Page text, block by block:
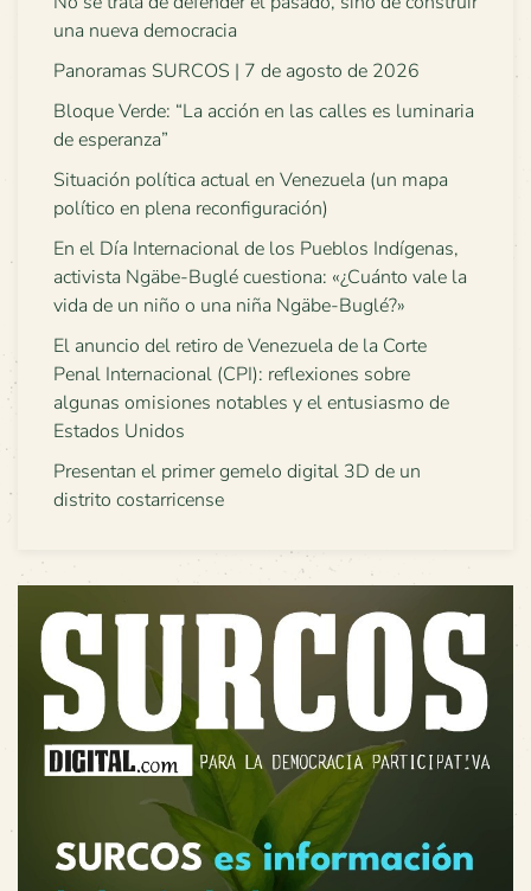
una nueva democracia
Panoramas SURCOS | 7 de agosto de 2026
Bloque Verde: “La acción en las calles es luminaria
de esperanza”
Situación política actual en Venezuela (un mapa
político en plena reconfiguración)
En el Día Internacional de los Pueblos Indígenas,
activista Ngäbe-Buglé cuestiona: «¿Cuánto vale la
vida de un niño o una niña Ngäbe-Buglé?»
El anuncio del retiro de Venezuela de la Corte
Penal Internacional (CPI): reflexiones sobre
algunas omisiones notables y el entusiasmo de
Estados Unidos
Presentan el primer gemelo digital 3D de un
distrito costarricense